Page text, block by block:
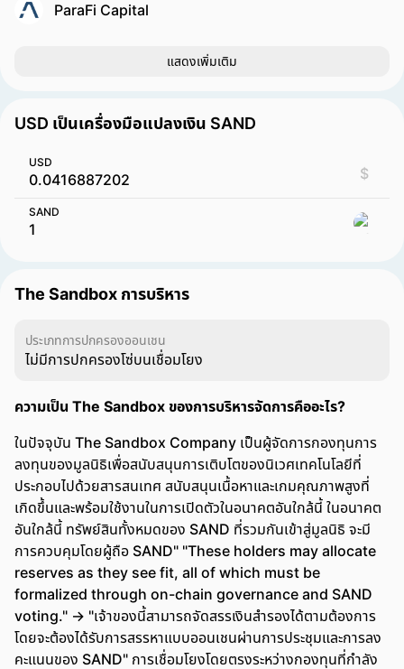
ParaFi Capital
แสดงเพิ่มเติม
USD เป็นเครื่องมือแปลงเงิน SAND
USD
$
SAND
The Sandbox การบริหาร
ประเภทการปกครองออนเชน
ไม่มีการปกครองโซ่บนเชื่อมโยง
ความเป็น The Sandbox ของการบริหารจัดการคืออะไร?
ในปัจจุบัน The Sandbox Company เป็นผู้จัดการกองทุนการ
ลงทุนของมูลนิธิเพื่อสนับสนุนการเติบโตของนิเวศเทคโนโลยีที่
ประกอบไปด้วยสารสนเทศ สนับสนุนเนื้อหาและเกมคุณภาพสูงที่
เกิดขึ้นและพร้อมใช้งานในการเปิดตัวในอนาคตอันใกล้นี้ ในอนาคต
อันใกล้นี้ ทรัพย์สินทั้งหมดของ SAND ที่รวมกันเข้าสู่มูลนิธิ จะมี
การควบคุมโดยผู้ถือ SAND" "These holders may allocate
reserves as they see fit, all of which must be
formalized through on-chain governance and SAND
voting." -> "เจ้าของนี้สามารถจัดสรรเงินสำรองได้ตามต้องการ
โดยจะต้องได้รับการสรรหาแบบออนเชนผ่านการประชุมและการลง
คะแนนของ SAND" การเชื่อมโยงโดยตรงระหว่างกองทุนที่กำลัง